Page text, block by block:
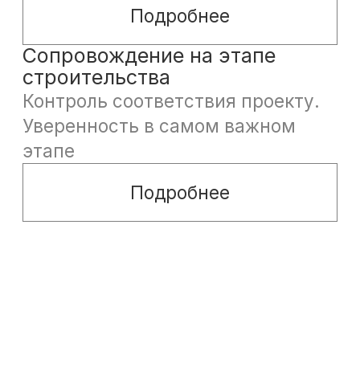
Анализ участка
и постановка
задачи
Изучаем участок, инженерные
условия и ограничения